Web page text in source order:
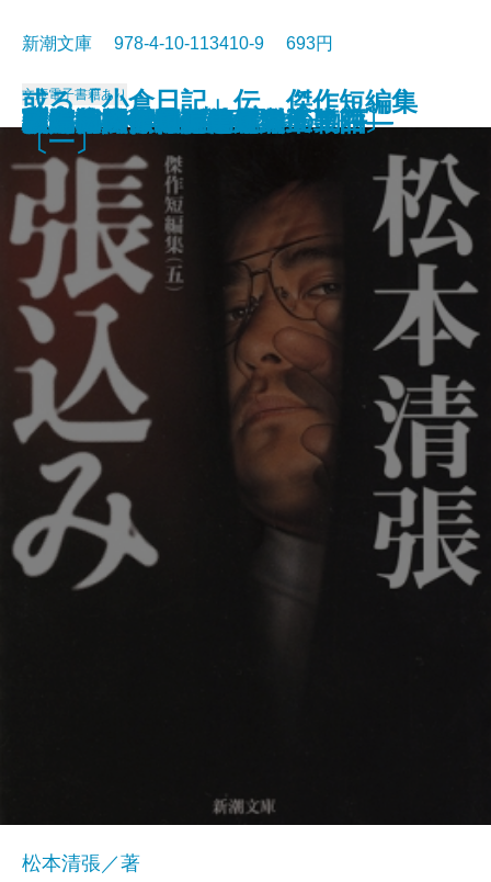
原色の街・驟雨
虚空遍歴〔上〕
質屋の女房
獣の戯れ
歪んだ複写―税務署殺人事件―
どくとるマンボウ昆虫記
日本語の年輪
わるいやつら〔下〕
わるいやつら〔上〕
さぶ
新潮文庫 978-4-10-113410-9 693円
文庫電子書籍あり
張込み 傑作短編集〔五〕
松本清張／著
西郷札 傑作短編集〔三〕
黒地の絵 傑作短編集〔二〕
幽霊―或る幼年と青春の物語―
佐渡流人行 傑作短編集〔四〕
助左衛門四代記
強力伝・孤島
駅路 傑作短編集〔六〕
敦煌
或る「小倉日記」伝 傑作短編集
〔一〕